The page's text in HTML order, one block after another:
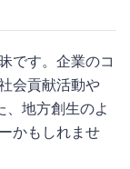
です。企業のコ
会貢献活動や
、地方創生のよ
かもしれませ